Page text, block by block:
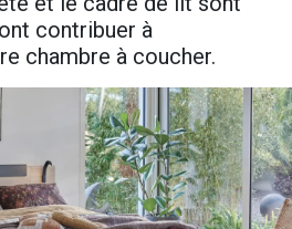
contribuer à
chambre à coucher.